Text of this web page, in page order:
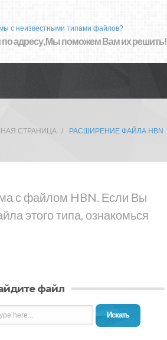
с неизвестными типами файлов?
адресу, Мы поможем Вам их решить!
СТРАНИЦА РАСШИРЕНИЕ ФАЙЛА HBN
с файлом HBN. Если Вы
этого типа, ознакомься
файл
Искать